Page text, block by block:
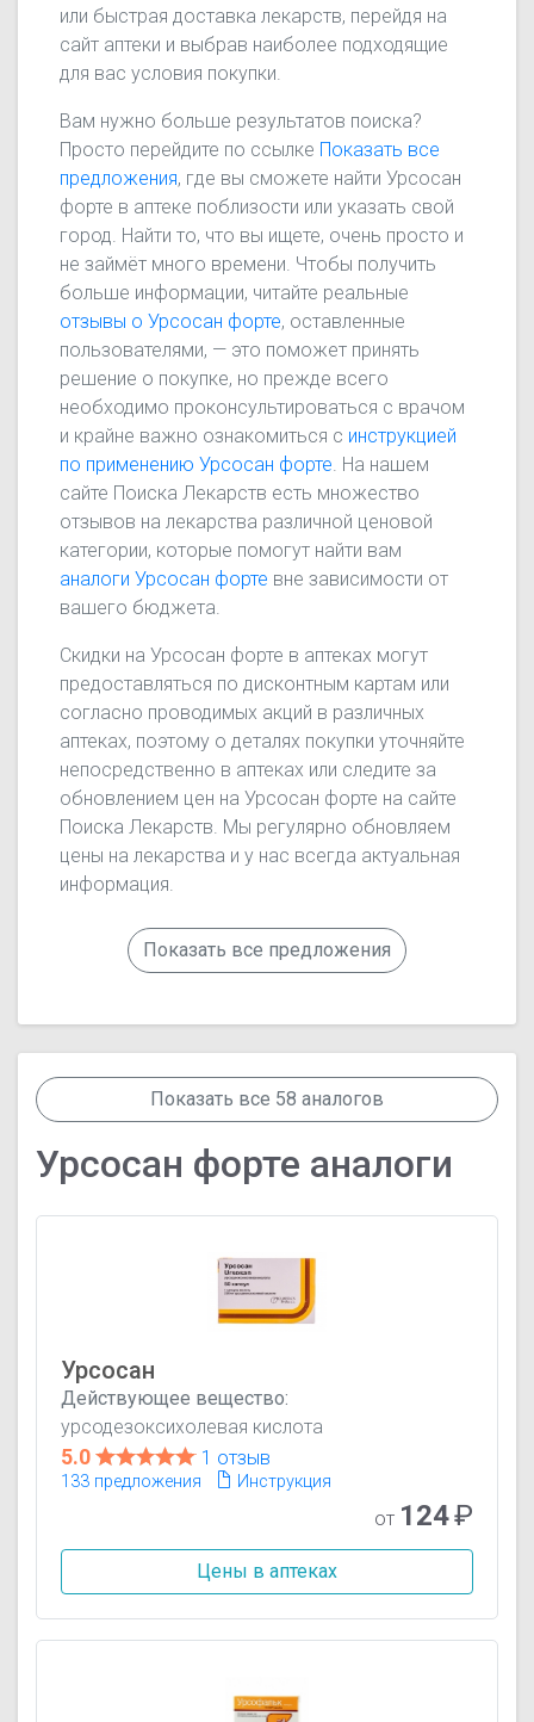
или быстрая доставка лекарств, перейдя на
сайт аптеки и выбрав наиболее подходящие
для вас условия покупки.
Вам нужно больше результатов поиска?
Просто перейдите по ссылке Показать все
предложения, где вы сможете найти Урсосан
форте в аптеке поблизости или указать свой
город. Найти то, что вы ищете, очень просто и
не займёт много времени. Чтобы получить
больше информации, читайте реальные
отзывы о Урсосан форте, оставленные
пользователями, — это поможет принять
решение о покупке, но прежде всего
необходимо проконсультироваться с врачом
и крайне важно ознакомиться с инструкцией
по применению Урсосан форте . На нашем
сайте Поиска Лекарств есть множество
отзывов на лекарства различной ценовой
категории, которые помогут найти вам
аналоги Урсосан форте вне зависимости от
вашего бюджета.
Скидки на Урсосан форте в аптеках могут
предоставляться по дисконтным картам или
согласно проводимых акций в различных
аптеках, поэтому о деталях покупки уточняйте
непосредственно в аптеках или следите за
обновлением цен на Урсосан форте на сайте
Поиска Лекарств. Мы регулярно обновляем
цены на лекарства и у нас всегда актуальная
информация.
Показать все предложения
Показать все 58 аналогов
Урсосан форте аналоги
Урсосан
Действующее вещество:
урсодезоксихолевая кислота
5.0 1 отзыв
133 предложения Инструкция
от 124₽
Цены в аптеках